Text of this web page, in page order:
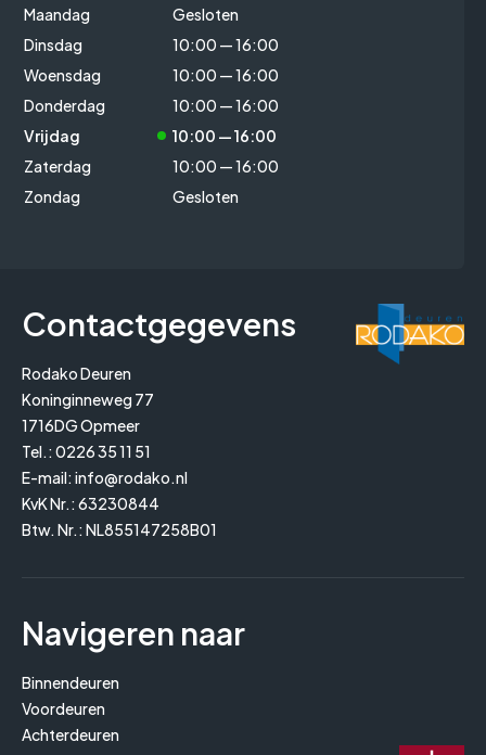
Maandag
Gesloten
Dinsdag
10:00 — 16:00
Woensdag
10:00 — 16:00
Donderdag
10:00 — 16:00
Vrijdag
10:00 — 16:00
Zaterdag
10:00 — 16:00
Zondag
Gesloten
Contactgegevens
Rodako Deuren
Koninginneweg 77
1716DG Opmeer
Tel.: 0226 35 11 51
E-mail: info@rodako.nl
KvK Nr.: 63230844
Btw. Nr.: NL855147258B01
Navigeren naar
Binnendeuren
Voordeuren
Achterdeuren